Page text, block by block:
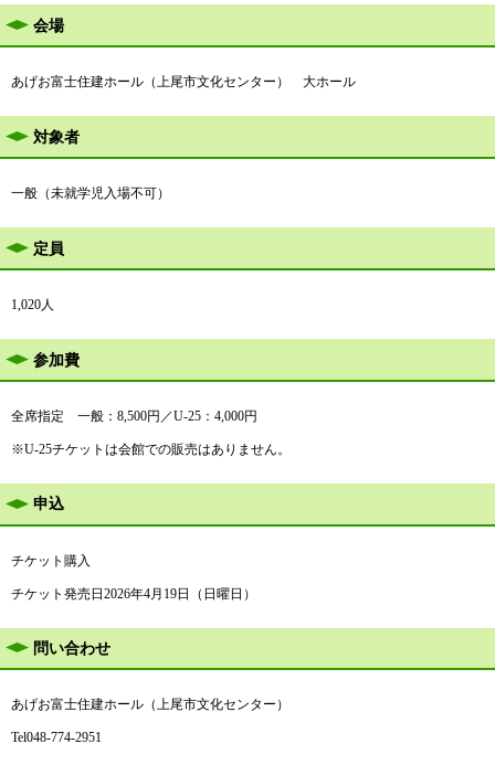
会場
あげお富士住建ホール（上尾市文化センター） 大ホール
対象者
一般（未就学児入場不可）
定員
1,020人
参加費
全席指定 一般：8,500円／U-25：4,000円
※U-25チケットは会館での販売はありません。
申込
チケット購入
チケット発売日2026年4月19日（日曜日）
問い合わせ
あげお富士住建ホール（上尾市文化センター）
Tel048-774-2951